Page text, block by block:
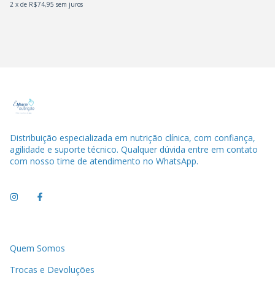
2 x de R$74,95 sem juros
Distribuição especializada em nutrição clínica, com confiança,
agilidade e suporte técnico. Qualquer dúvida entre em contato
com nosso time de atendimento no WhatsApp.
Quem Somos
Trocas e Devoluções